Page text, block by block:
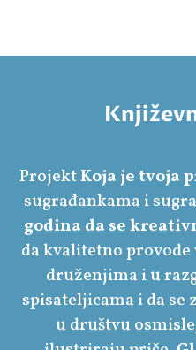
ProjektKoja je tvoja
sugrađankama i
godina da se
da kvalitetno
druženjima i u
spisateljicama i da se
u društvu